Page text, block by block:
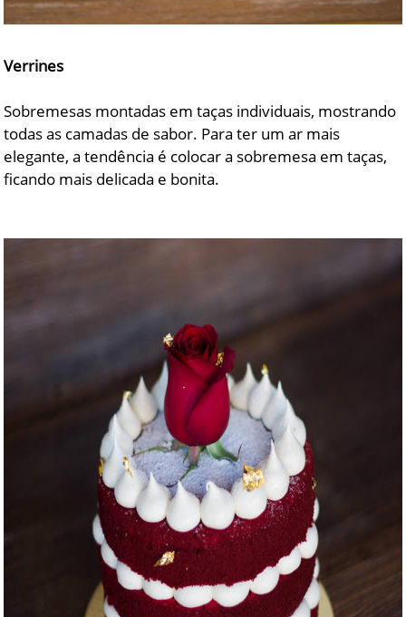
Verrines
Sobremesas montadas em taças individuais, mostrando
todas as camadas de sabor. Para ter um ar mais
elegante, a tendência é colocar a sobremesa em taças,
ficando mais delicada e bonita.